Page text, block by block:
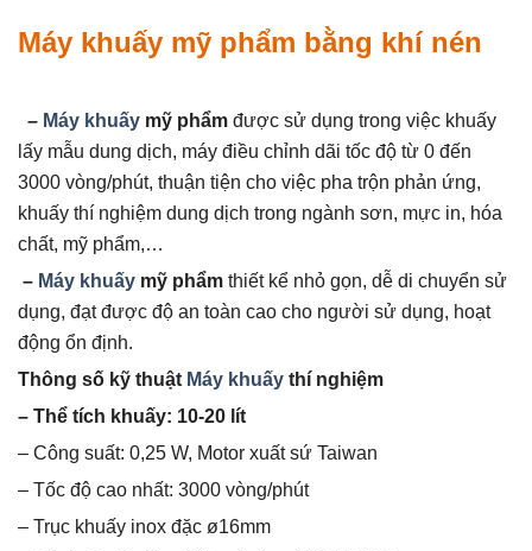
Máy khuấy mỹ phẩm bằng khí nén
– Máy khuấy mỹ phẩm được sử dụng trong việc khuấy
lấy mẫu dung dịch, máy điều chỉnh dãi tốc độ từ 0 đến
3000 vòng/phút, thuận tiện cho việc pha trộn phản ứng,
khuấy thí nghiệm dung dịch trong ngành sơn, mực in, hóa
chất, mỹ phẩm,…
– Máy khuấy mỹ phẩm thiết kể nhỏ gọn, dễ di chuyển sử
dụng, đạt được độ an toàn cao cho người sử dụng, hoạt
động ổn định.
Thông số kỹ thuật Máy khuấy thí nghiệm
– Thể tích khuấy: 10-20 lít
– Công suất: 0,25 W, Motor xuất sứ Taiwan
– Tốc độ cao nhất: 3000 vòng/phút
– Trục khuấy inox đặc ø16mm